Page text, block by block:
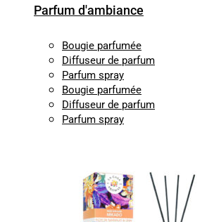
Parfum d'ambiance
Bougie parfumée
Diffuseur de parfum
Parfum spray
Bougie parfumée
Diffuseur de parfum
Parfum spray